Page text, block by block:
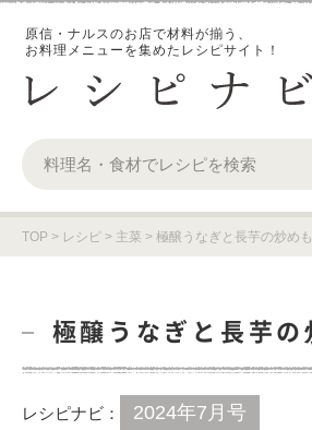
原信・ナルスのお店で材料が揃う、
お料理メニューを集めたレシピサイト！
TOP > レシピ > 主菜 > 極醸うなぎと長芋の炒め
極醸うなぎと長芋の
レシピナビ： 2024年7月号